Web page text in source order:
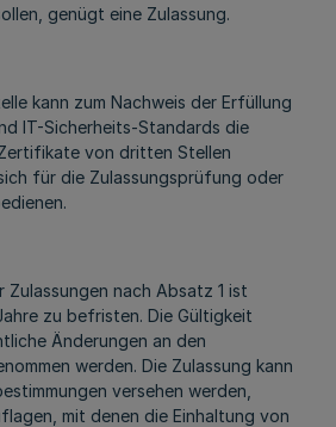
genügt eine Zulassung.
kann zum Nachweis der Erfüllung
IT-Sicherheits-Standards die
von dritten Stellen
für die Zulassungsprüfung oder
Zulassungen nach Absatz 1 ist
zu befristen. Die Gültigkeit
Änderungen an den
werden. Die Zulassung kann
versehen werden,
mit denen die Einhaltung von